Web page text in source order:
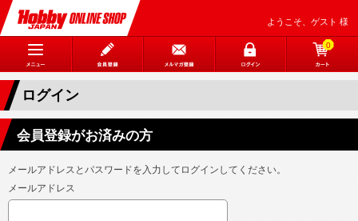
ようこそ、ゲスト 様
0
ログイン
会員登録がお済みの方
メールアドレスとパスワードを入力してログインしてください。
メールアドレス